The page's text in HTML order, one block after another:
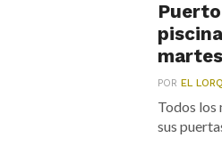
martes
POREL
Todos los
sus